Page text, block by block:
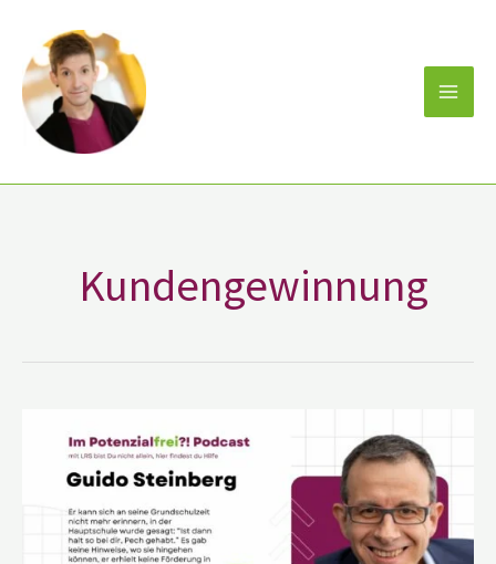
Inhalt
springen
Kundengewinnung
Steinberg
SICHTBARKEITS-
EXPERTE,
Potenzialfrei
Podcast